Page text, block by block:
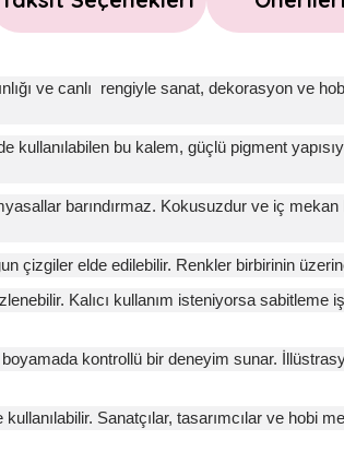
ve canlı rengiyle sanat, dekorasyon ve
bu kalem, güçlü pigment
barındırmaz. Kokusuzdur ve iç
çizgiler elde edilebilir. Renkler birbirinin
Kalıcı kullanım isteniyorsa sabitleme
kontrollü bir deneyim sunar.
Sanatçılar, tasarımcılar ve hobi